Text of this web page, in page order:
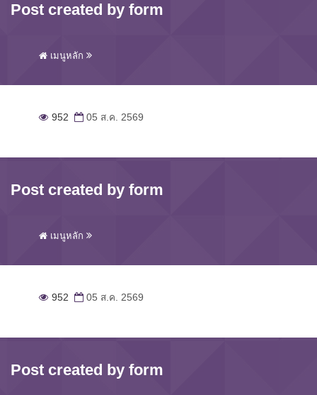
Post created by form
เมนูหลัก
952 05 ส.ค. 2569
Post created by form
เมนูหลัก
952 05 ส.ค. 2569
Post created by form